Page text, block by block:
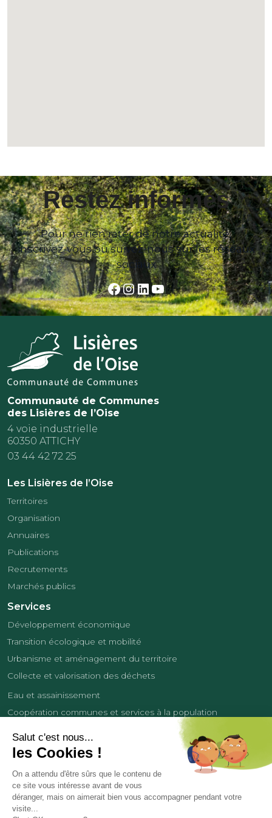
Restez informés
Pour ne rien rater de notre actualité,
inscrivez-vous ou suivez-nous sur les réseaux
sociaux
Facebook
Instagram
LinkedIn
YouTube
Communauté de Communes
des Lisières de l’Oise
4 voie industrielle
60350 ATTICHY
03 44 42 72 25
Les Lisières de l’Oise
Territoires
Organisation
Annuaires
Publications
Recrutements
Marchés publics
Services
Développement économique
Transition écologique et mobilité
Urbanisme et aménagement du territoire
Collecte et valorisation des déchets
Eau et assainissement
Coopération communes et services à la population
Développement économique
Contact Tourisme